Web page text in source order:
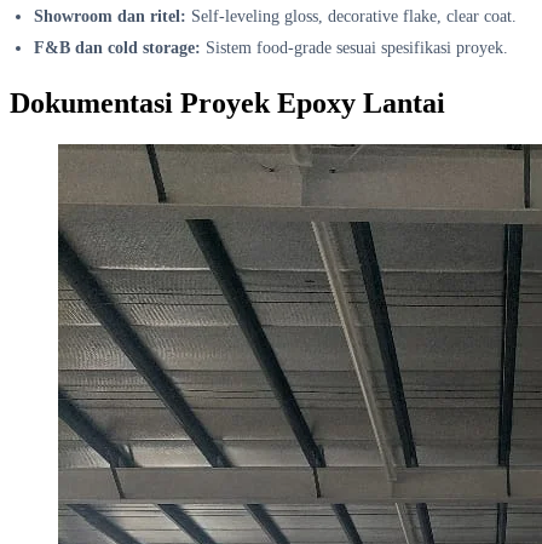
Showroom dan ritel: Self-leveling gloss, decorative flake, clear coat.
F&B dan cold storage: Sistem food-grade sesuai spesifikasi proyek.
Dokumentasi Proyek Epoxy Lantai